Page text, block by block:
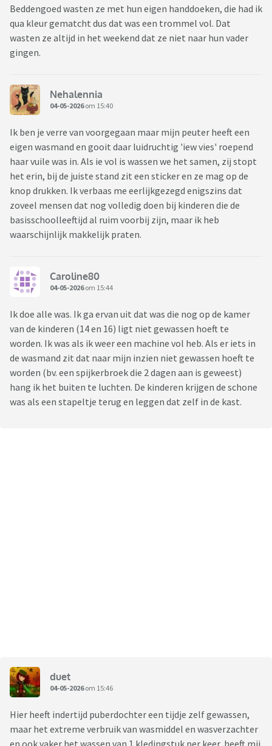
Beddengoed wasten ze met hun eigen handdoeken, die had ik
qua kleur gematcht dus dat was een trommel vol. Dat
wasten ze altijd in het weekend dat ze niet naar hun vader
gingen.
Nehalennia
04-05-2026om 15:40
Ik ben je verre van voorgegaan maar mijn peuter heeft een
eigen wasmand en gooit daar luidruchtig 'iew vies' roepend
haar vuile was in. Als ie vol is wassen we het samen, zij stopt
het erin, bij de juiste stand zit een sticker en ze mag op de
knop drukken. Ik verbaas me eerlijkgezegd enigszins dat
zoveel mensen dat nog volledig doen bij kinderen die de
basisschoolleeftijd al ruim voorbij zijn, maar ik heb
waarschijnlijk makkelijk praten.
Caroline80
04-05-2026om 15:44
Ik doe alle was. Ik ga ervan uit dat was die nog op de kamer
van de kinderen (14 en 16) ligt niet gewassen hoeft te
worden. Ik was als ik weer een machine vol heb. Als er iets in
de wasmand zit dat naar mijn inzien niet gewassen hoeft te
worden (bv. een spijkerbroek die 2 dagen aan is geweest)
hang ik het buiten te luchten. De kinderen krijgen de schone
was als een stapeltje terug en leggen dat zelf in de kast.
duet
04-05-2026om 15:46
Hier heeft indertijd puberdochter een tijdje zelf gewassen,
maar het extreme verbruik van wasmiddel en wasverzachter